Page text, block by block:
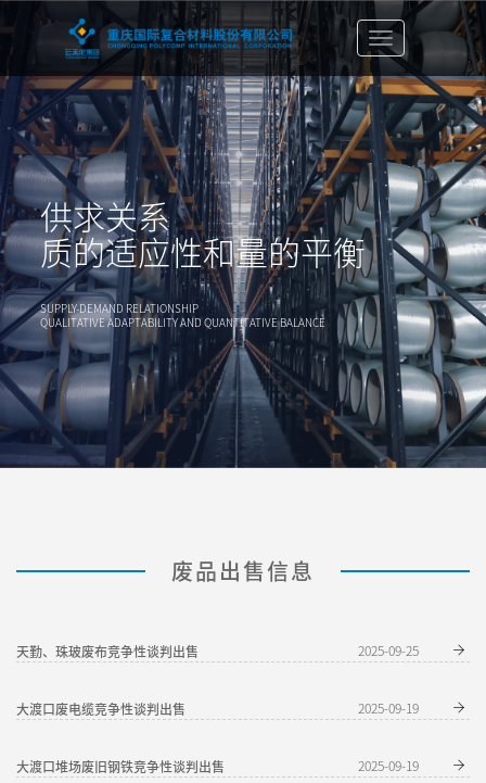
切
换
导
航
栏
供求关系
质的适应性和量的平衡
SUPPLY-DEMAND RELATIONSHIP
QUALITATIVE ADAPTABILITY AND QUANTITATIVE BALANCE
废品出售信息
天勤、珠玻废布竞争性谈判出售 2025-09-25
大渡口废电缆竞争性谈判出售 2025-09-19
大渡口堆场废旧钢铁竞争性谈判出售 2025-09-19